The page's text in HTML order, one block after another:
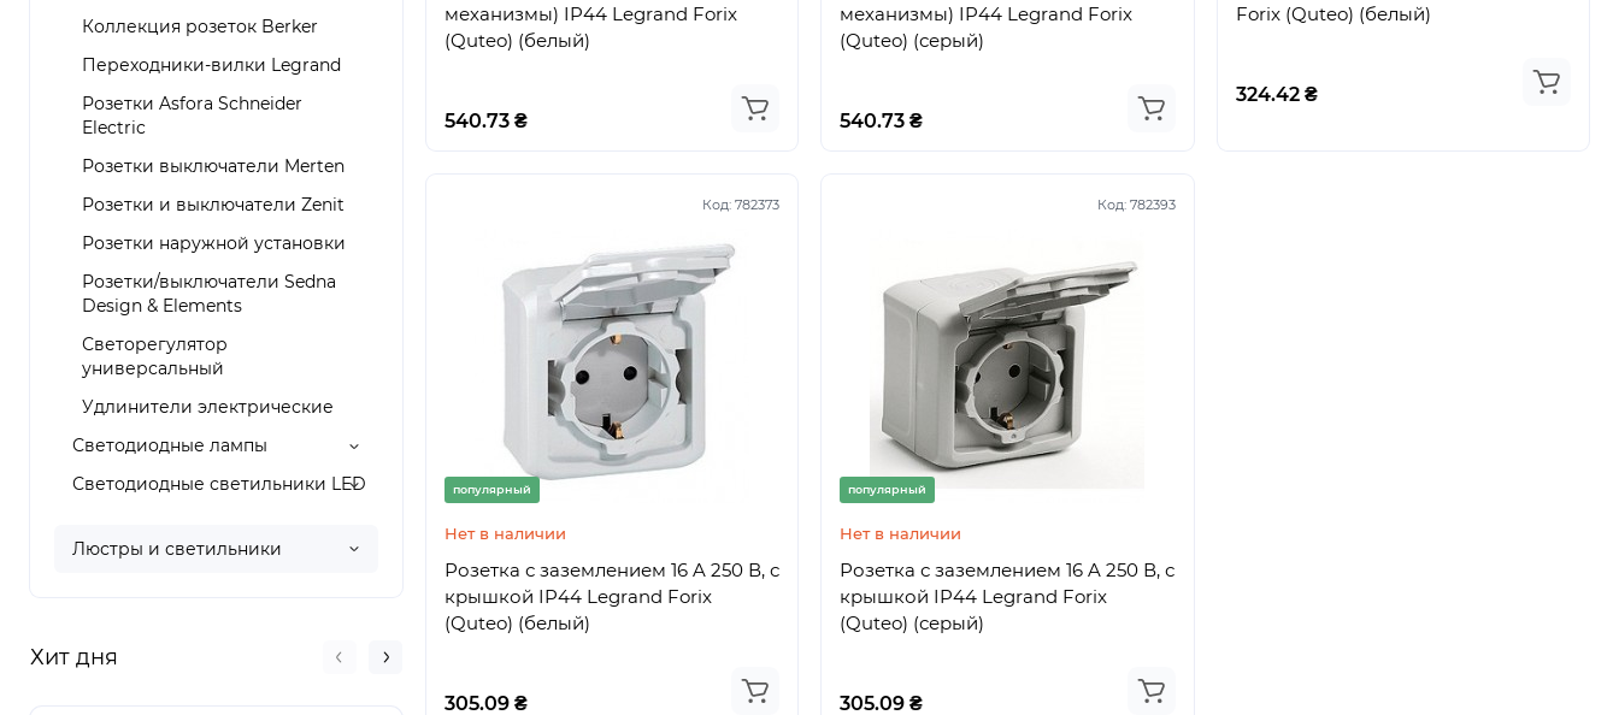
Коллекция розеток Berker
Переходники-вилки Legrand
Розетки Asfora Schneider
Electric
Розетки выключатели Merten
Розетки и выключатели Zenit
Розетки наружной установки
Розетки/выключатели Sedna
Design & Elements
Светорегулятор
универсальный
Удлинители электрические
Светодиодные лампы
Светодиодные светильники LED
Люстры и светильники
Хит дня
механизмы) IP44 Legrand Forix
(Quteo) (белый)
540.73 ₴
механизмы) IP44 Legrand Forix
(Quteo) (серый)
540.73 ₴
Forix (Quteo) (белый)
324.42 ₴
Код: 782373
популярный
Нет в наличии
Розетка с заземлением 16 A 250 В, с
крышкой IP44 Legrand Forix
(Quteo) (белый)
305.09 ₴
Код: 782393
популярный
Нет в наличии
Розетка с заземлением 16 A 250 В, с
крышкой IP44 Legrand Forix
(Quteo) (серый)
305.09 ₴